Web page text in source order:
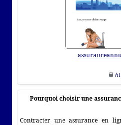
Pourquoi choisir une
Contracter une assurance en